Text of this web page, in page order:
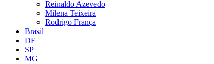
Reinaldo Azevedo
Milena Teixeira
Rodrigo França
Brasil
DF
SP
MG